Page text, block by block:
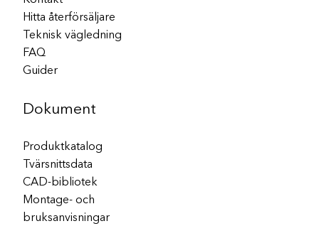
Hitta återförsäljare
Teknisk vägledning
FAQ
Guider
Dokument
Produktkatalog
Tvärsnittsdata
CAD-bibliotek
Montage- och
bruksanvisningar